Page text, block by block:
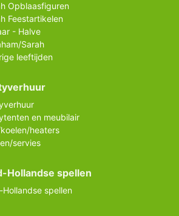
Opblaasfiguren
Feestartikelen
- Halve
Sarah
leeftijden
en meubilair
heaters
servies
Hollandse spellen
Hollandse spellen